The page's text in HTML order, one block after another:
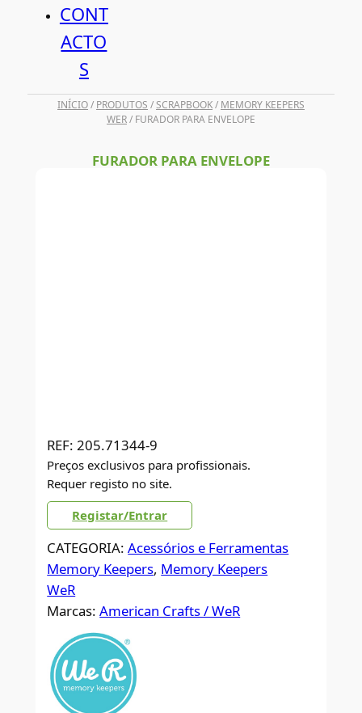
CONT
ACTO
S
INÍCIO/ PRODUTOS /SCRAPBOOK/ MEMORY KEEPERS
WER/ FURADOR PARA ENVELOPE
FURADOR PARA ENVELOPE
REF: 205.71344-9
Preços exclusivos para profissionais.
Requer registo no site.
Registar/Entrar
CATEGORIA:Acessórios e Ferramentas
Memory Keepers, Memory Keepers
WeR
Marcas:American Crafts / WeR